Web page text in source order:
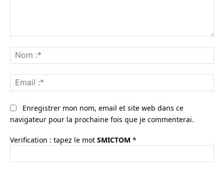
:*
:*
Enregistrer mon nom, email et site web dans ce
navigateur pour la prochaine fois que je commenterai.
Verification : tapez le mot SMICTOM *